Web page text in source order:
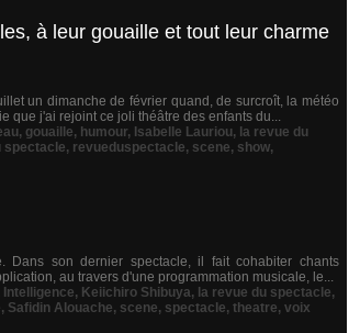
à leur gouaille et tout leur charme
un dimanche de février quand, de surcroît, la météo
que j'ai rejoint ce joli théâtre des enfants du...
, gouaille, humour, Isabelle Lauriou, la revue du
spectacle, revueduspectacle, scene, show,
Dans son dernier spectacle, il fait cohabiter chants
au travers d'une programmation musicale, le...
Intelligence, Keiichiro Shibuya, la revue du spectacle,
, Safidin Alouache, scene, spectacle, theatre, voix